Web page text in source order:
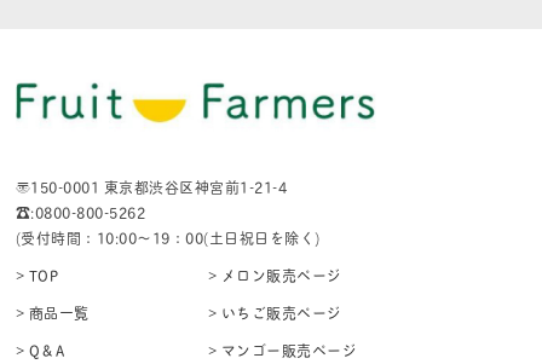
〒150-0001 東京都渋谷区神宮前1-21-4
☎:0800-800-5262
(受付時間：10:00〜19：00(土日祝日を除く)
> TOP
> 商品一覧
> Q＆A
> メロン販売ページ
> いちご販売ページ
> マンゴー販売ページ